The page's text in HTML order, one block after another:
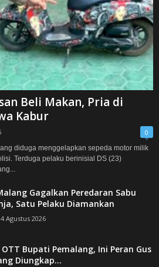
Beli Makan, Pria di
Kabur
0
diduga menggelapkan sepeda motor milik
Terduga pelaku berinisial DS (23)
Gagalkan Peredaran Sabu
Satu Pelaku Diamankan
4 Agustus 2026
Bupati Pemalang, Ini Peran Gus
Diungkap...